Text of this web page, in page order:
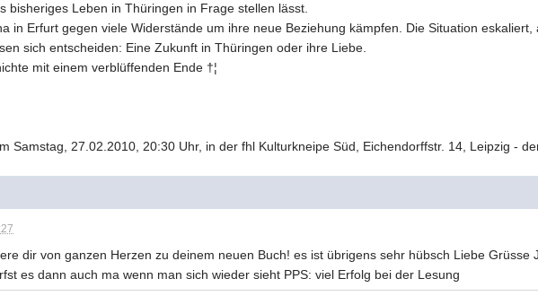
bisheriges Leben in Thüringen in Frage stellen lässt.
in Erfurt gegen viele Widerstände um ihre neue Beziehung kämpfen. Die Situation eskaliert,
sich entscheiden: Eine Zukunft in Thüringen oder ihre Liebe.
mit einem verblüffenden Ende †¦
Samstag, 27.02.2010, 20:30 Uhr, in der fhl Kulturkneipe Süd, Eichendorffstr. 14, Leipzig -
dir von ganzen Herzen zu deinem neuen Buch! es ist übrigens sehr hübsch Liebe Grüsse
es dann auch ma wenn man sich wieder sieht PPS: viel Erfolg bei der Lesung